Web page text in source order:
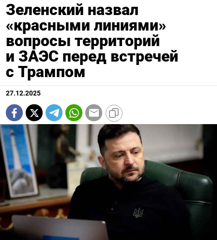
Зеленский назвал
«красными линиями»
вопросы территорий
и ЗАЭС перед встречей
с Трампом
27.12.2025